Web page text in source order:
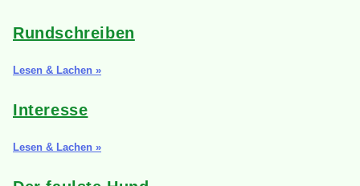
Rundschreiben
Lesen & Lachen »
Interesse
Lesen & Lachen »